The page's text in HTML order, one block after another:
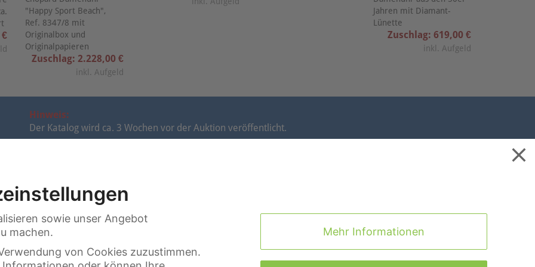
"Happy Sport Beach",
Ref. 8347/8 mit
Originalbox und
Originalpapieren
Zuschlag: 2.228,00 €
inkl. Aufgeld
Jahren mit Diamant-
Lünette
Zuschlag: 619,00 €
inkl. Aufgeld
Hinweis:
Der Katalog wird ca. 3 Wochen vor der Auktion veröffentlicht.
Nach Oben
sowie unser Angebot
machen.
von Cookies zuzustimmen.
Mehr Informationen